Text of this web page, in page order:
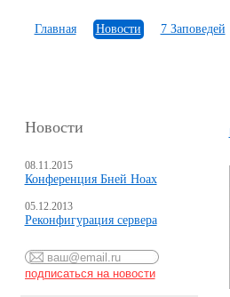
Главная Новости 7 Заповедей
Новости
08.11.2015
Конференция Бней Ноах
05.12.2013
Реконфигурация сервера